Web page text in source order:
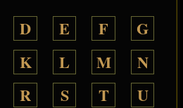
D E F
G
K L M
N
R S T
U